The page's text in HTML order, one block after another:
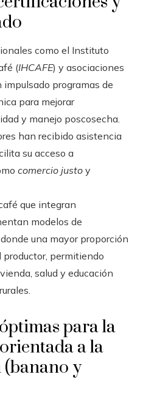
como el Instituto
(IHCAFE) y asociaciones
programas de
para mejorar
y manejo poscosecha.
han recibido asistencia
su acceso a
comercio justo y
que integran
modelos de
una mayor proporción
productor, permitiendo
salud y educación
para la
a la
y